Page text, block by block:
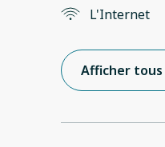
L'Internet
Afficher tous